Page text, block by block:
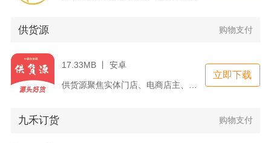
供货源 购物支付
17.33MB 丨 安卓
立即下载
九禾订货 购物支付